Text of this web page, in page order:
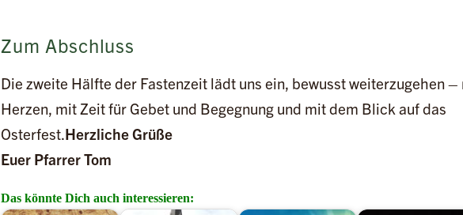
Zum Abschluss
Die zweite Hälfte der Fastenzeit lädt uns ein, bewusst weiterzugehen
Herzen, mit Zeit für Gebet und Begegnung und mit dem Blick auf das
Osterfest.Herzliche Grüße
Euer Pfarrer Tom
Das könnte Dich auch interessieren: